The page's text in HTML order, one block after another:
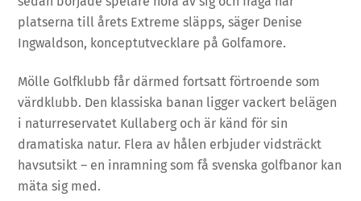
platserna till årets Extreme släpps, säger Denise
Ingwaldson, konceptutvecklare på Golfamore.
Mölle Golfklubb får därmed fortsatt förtroende som
värdklubb. Den klassiska banan ligger vackert belägen
i naturreservatet Kullaberg och är känd för sin
dramatiska natur. Flera av hålen erbjuder vidsträckt
havsutsikt – en inramning som få svenska golfbanor kan
mäta sig med.